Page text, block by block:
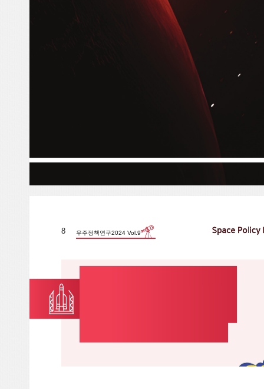
8 우주정책연구2024 Vol.9